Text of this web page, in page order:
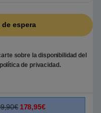
sobre la disponibilidad del
política de privacidad.
178,95€